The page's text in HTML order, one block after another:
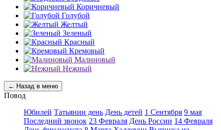
Коричневый
Голубой
Желтый
Зеленый
Красный
Кремовый
Малиновый
Нежный
← Назад в меню
Повод
Юбилей Татьянин день День детей 1 Сентября 9 мая
Последний звонок 23 Февраля День России 14 Февраля